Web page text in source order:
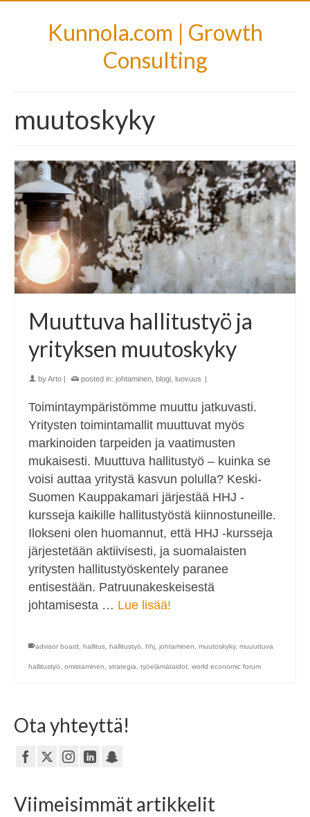
Kunnola.com | Growth
Consulting
muutoskyky
Muuttuva hallitustyö ja
yrityksen muutoskyky
byArto | posted in: johtaminen blogi luovuus |
Toimintaympäristömme muuttu jatkuvasti.
Yritysten toimintamallit muuttuvat myös
markinoiden tarpeiden ja vaatimusten
mukaisesti. Muuttuva hallitustyö – kuinka se
voisi auttaa yritystä kasvun polulla? Keski-
Suomen Kauppakamari järjestää HHJ -
kursseja kaikille hallitustyöstä kiinnostuneille.
Ilokseni olen huomannut, että HHJ -kursseja
järjestetään aktiivisesti, ja suomalaisten
yritysten hallitustyöskentely paranee
entisestään. Patruunakeskeisestä
johtamisesta … Lue lisää!
advisor board hallitus hallitustyö hhj johtaminen muutoskyky, muuuttuva
hallitustyö omistaminen strategia työelämätaidot world economic forum
Ota yhteyttä!
Viimeisimmät artikkelit